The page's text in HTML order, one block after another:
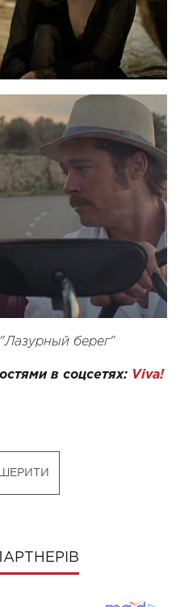
берег"
в соцсетях: Viva!